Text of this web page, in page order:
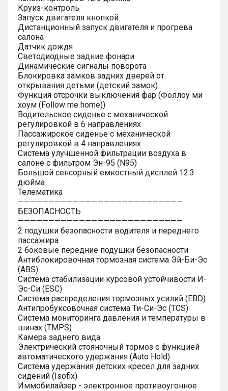
Круиз-контроль
Запуск двигателя кнопкой
Дистанционный запуск двигателя и прогрева
салона
Датчик дождя
Светодиодные задние фонари
Динамические сигналы поворота
Блокировка замков задних дверей от
открывания детьми (детский замок)
Функция отсрочки выключения фар (Фоллоу ми
хоум (Follow me home))
Водительское сиденье с механической
регулировкой в 6 направлениях
Пассажирское сиденье с механической
регулировкой в 4 направлениях
Система улучшенной фильтрации воздуха в
салоне с фильтром Эн-95 (N95)
Большой сенсорный емкостный дисплей 12.3
дюйма
Телематика
———————————————————————————
БЕЗОПАСНОСТЬ
———————————————————————————
2 подушки безопасности водителя и переднего
пассажира
2 боковые передние подушки безопасности
Антиблокировочная тормозная система Эй-Би-Эс
(ABS)
Система стабилизации курсовой устойчивости И-
Эс-Си (ESC)
Система распределения тормозных усилий (EBD)
Антипробуксовочная система Ти-Си-Эс (TCS)
Система мониторинга давления и температуры в
шинах (TMPS)
Камера заднего вида
Электрический стояночный тормоз с функцией
автоматического удержания (Auto Hold)
Система удержания детских кресел для задних
сидений (Isofix)
Иммобилайзер - электронное противоугонное